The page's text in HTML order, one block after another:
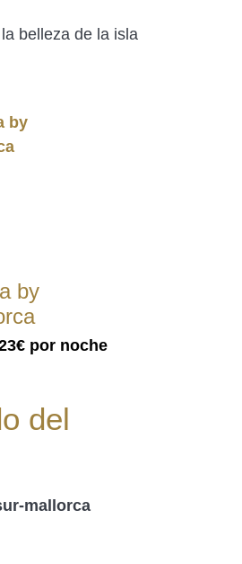
belleza de la isla
by
por noche
del